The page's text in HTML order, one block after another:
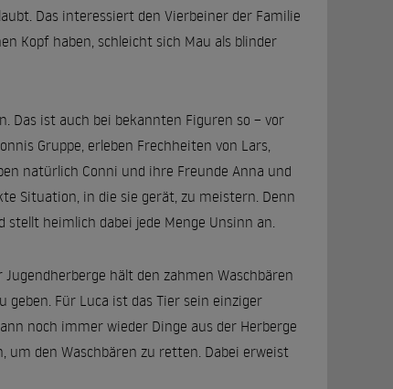
Das interessiert den Vierbeiner der Familie
Kopf haben, schleicht sich Mau als blinder
Das ist auch bei bekannten Figuren so – vor
Gruppe, erleben Frechheiten von Lars,
natürlich Conni und ihre Freunde Anna und
Situation, in die sie gerät, zu meistern. Denn
heimlich dabei jede Menge Unsinn an.
hält den zahmen Waschbären
Für Luca ist das Tier sein einziger
noch immer wieder Dinge aus der Herberge
um den Waschbären zu retten. Dabei erweist